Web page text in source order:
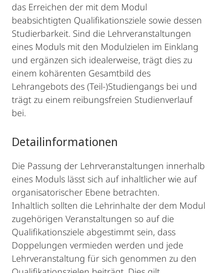
das Erreichen der mit dem Modul
beabsichtigten Qualifikationsziele sowie dessen
Studierbarkeit. Sind die Lehrveranstaltungen
eines Moduls mit den Modulzielen im Einklang
und ergänzen sich idealerweise, trägt dies zu
einem kohärenten Gesamtbild des
Lehrangebots des (Teil-)Studiengangs bei und
trägt zu einem reibungsfreien Studienverlauf
bei.
Detailinformationen
Die Passung der Lehrveranstaltungen innerhalb
eines Moduls lässt sich auf inhaltlicher wie auf
organisatorischer Ebene betrachten.
Inhaltlich sollten die Lehrinhalte der dem Modul
zugehörigen Veranstaltungen so auf die
Qualifikationsziele abgestimmt sein, dass
Doppelungen vermieden werden und jede
Lehrveranstaltung für sich genommen zu den